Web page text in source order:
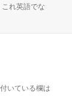
これ英語でな
いている欄は